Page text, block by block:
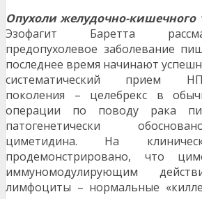
Опухоли желудочно-кишечного
Эзофагит Баретта
предопухолевое заболевание
последнее время начинают
систематический прием
поколения – целебрекс в
операции по поводу рака
патогенетически
циметидина. На
продемонстрировано, что
иммуномодулирующим
лимфоциты – нормальные